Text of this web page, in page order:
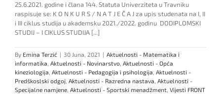
25.6.2021. godine i člana 144. Statuta Univerziteta u Travniku
raspisuje se: K O N K U R S / N A T J E Č A J za upis studenata na I, II
i III ciklus studija u akademsku 2021./2022. godinu DODIPLOMSKI
STUDIJ – I CIKLUS STUDIJA [...]
By Emina Terzić | 30 Juna, 2021 | Aktuelnosti - Matematika i
informatika, Aktuelnosti - Novinarstvo, Aktuelnosti - Opća
kineziologija, Aktuelnosti - Pedagogija i psihologija, Aktuelnosti -
Predškoslski odgoj, Aktuelnosti - Razredna nastava, Aktuelnosti -
Specijalne namjene, Aktuelnosti - Sportski menadžment, Vijesti FRONT